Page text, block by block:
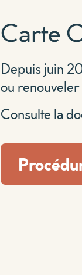
Carte
Depuis juin
ou
Consulte la